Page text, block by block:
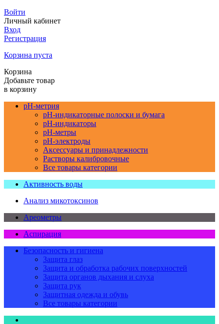
Войти
Личный кабинет
Вход
Регистрация
Корзина пуста
Корзина
Добавьте товар
в корзину
pH-метрия
pH-индикаторные полоски и бумага
pH-индикаторы
pH-метры
pH-электроды
Аксессуары и принадлежности
Растворы калибровочные
Все товары категории
Активность воды
Анализ микотоксинов
Ареометры
Аспирация
Безопасность и гигиена
Защита глаз
Защита и обработка рабочих поверхностей
Защита органов дыхания и слуха
Защита рук
Защитная одежда и обувь
Все товары категории